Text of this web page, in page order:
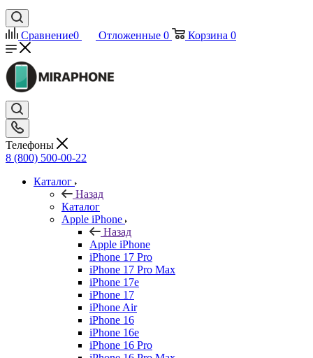
Сравнение0 Отложенные 0 Корзина 0
Телефоны
8 (800) 500-00-22
Каталог
Назад
Каталог
Apple iPhone
Назад
Apple iPhone
iPhone 17 Pro
iPhone 17 Pro Max
iPhone 17e
iPhone 17
iPhone Air
iPhone 16
iPhone 16e
iPhone 16 Pro